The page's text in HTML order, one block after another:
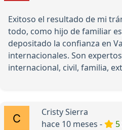
Exitoso el resultado de mi
todo, como hijo de familiar
depositado la confianza en
internacionales. Son
internacional, civil, familia,
Cristy Sierra
hace 10 meses -